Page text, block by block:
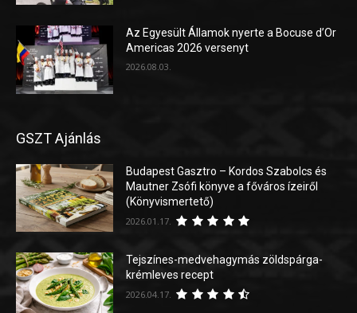
Az Egyesült Államok nyerte a Bocuse d’Or
Americas 2026 versenyt
2026.08.03.
GSZT Ajánlás
Budapest Gasztro – Kordos Szabolcs és
Mautner Zsófi könyve a főváros ízeiről
(Könyvismertető)
2026.01.17.
Tejszínes-medvehagymás zöldspárga-
krémleves recept
2026.04.17.